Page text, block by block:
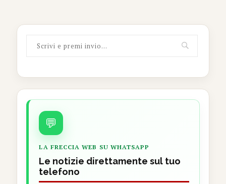
💬
LA FRECCIA WEB SU WHATSAPP
Le notizie direttamente sul tuo
telefono